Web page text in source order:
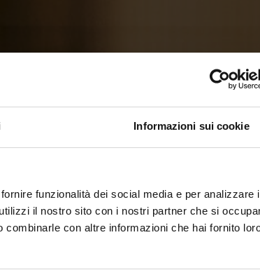
Informazioni sui cookie
funzionalità dei social media e per analizzare
il nostro sito con i nostri partner che si
con altre informazioni che hai fornito